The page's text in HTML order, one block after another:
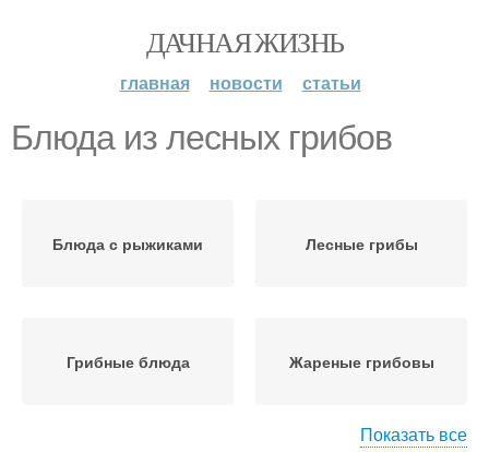
ДАЧНАЯ ЖИЗНЬ
главная новости статьи
Блюда из лесных грибов
Блюда с рыжиками Лесные грибы
Грибные блюда Жареные грибовы
Показать все